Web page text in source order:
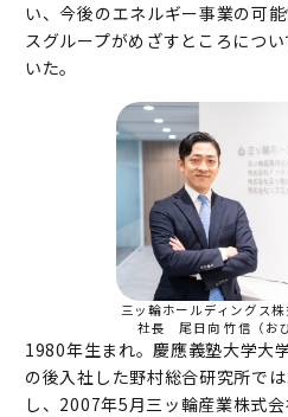
い、今後のエネルギー事業の可
スグループがめざすところにつ
いた。
三ッ輪ホールディングス
社長 尾日向 竹信（お
1980年生まれ。慶應義塾大学大
の後入社した野村総合研究所で
し、2007年5月三ッ輪産業株式